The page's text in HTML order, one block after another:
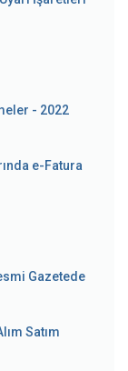
- 2022
e-Fatura
Gazetede
Satım